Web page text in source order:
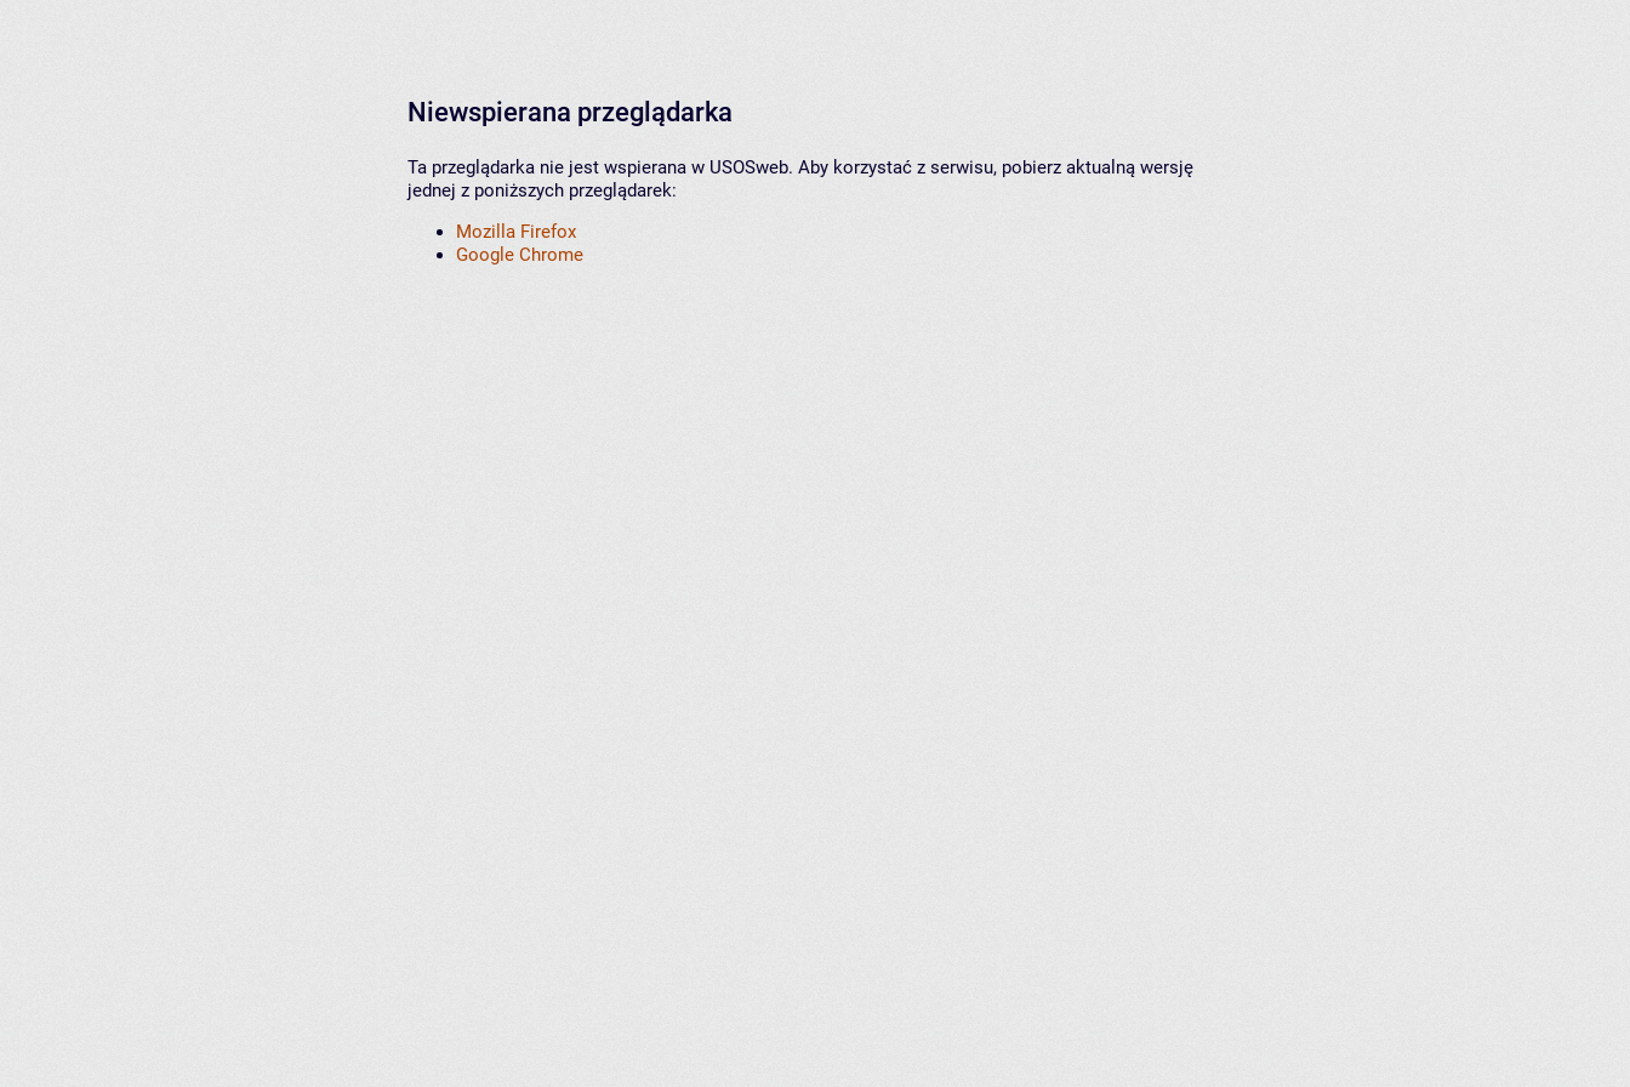
Niewspierana przeglądarka
Ta przeglądarka nie jest wspierana w USOSweb. Aby korzystać z serwisu, pobierz aktualną wersję
jednej z poniższych przeglądarek:
Mozilla Firefox
Google Chrome